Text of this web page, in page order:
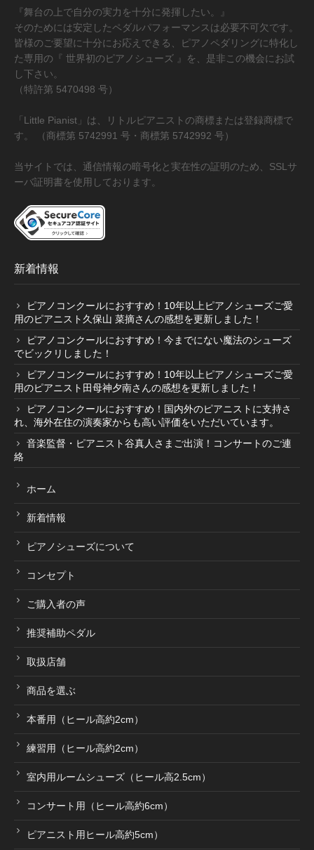
『舞台の上で自分の実力を十分に発揮したい。』
そのためには安定したペダルパフォーマンスは必要不可欠です。
皆様のご要望に十分にお応えできる、ピアノペダリングに特化し
た専用の『 世界初のピアノシューズ 』を、是非この機会にお試
し下さい。
（特許第 5470498 号）
「Little Pianist」は、リトルピアニストの商標または登録商標で
す。 （商標第 5742991 号・商標第 5742992 号）
当サイトでは、通信情報の暗号化と実在性の証明のため、SSLサ
ーバ証明書を使用しております。
新着情報
ピアノコンクールにおすすめ！10年以上ピアノシューズご愛
用のピアニスト久保山 菜摘さんの感想を更新しました！
ピアノコンクールにおすすめ！今までにない魔法のシューズ
でビックリしました！
ピアノコンクールにおすすめ！10年以上ピアノシューズご愛
用のピアニスト田母神夕南さんの感想を更新しました！
ピアノコンクールにおすすめ！国内外のピアニストに支持さ
れ、海外在住の演奏家からも高い評価をいただいています。
音楽監督・ピアニスト谷真人さまご出演！コンサートのご連
絡
ホーム
新着情報
ピアノシューズについて
コンセプト
ご購入者の声
推奨補助ペダル
取扱店舗
商品を選ぶ
本番用（ヒール高約2cm）
練習用（ヒール高約2cm）
室内用ルームシューズ（ヒール高2.5cm）
コンサート用（ヒール高約6cm）
ピアニスト用ヒール高約5cm）